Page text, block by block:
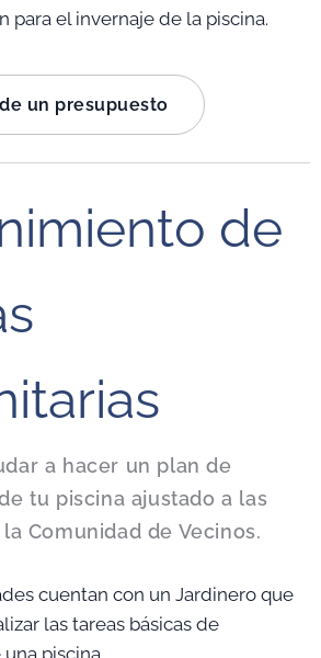
para el invernaje de la piscina.
un presupuesto
de
a hacer un plan de
tu piscina ajustado a las
Comunidad de Vecinos.
cuentan con un Jardinero que
las tareas básicas de